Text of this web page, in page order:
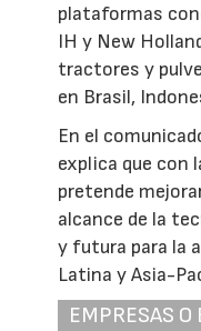
plataformas
IH y New
tractores y
en Brasil,
En el
explica que con
pretende
alcance de la
y futura para la
Latina y Asia-
EMPRESAS